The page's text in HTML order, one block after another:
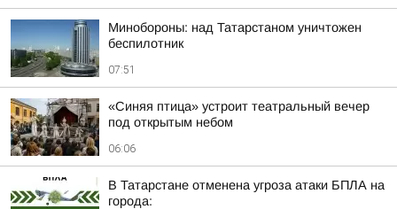
Минобороны: над Татарстаном уничтожен
беспилотник
07:51
«Синяя птица» устроит театральный вечер
под открытым небом
06:06
В Татарстане отменена угроза атаки БПЛА на
города: